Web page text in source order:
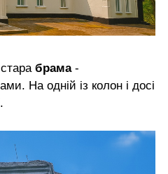
стара брама -
На одній із колон і досі